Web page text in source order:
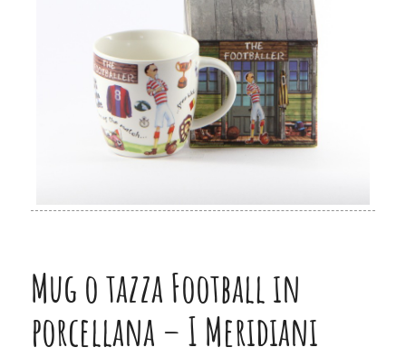
Mug o tazza Football in
porcellana – I Meridiani